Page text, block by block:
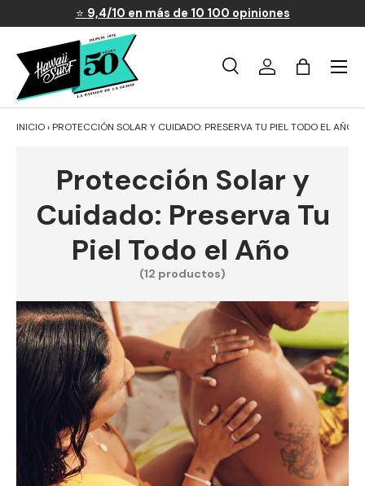
Ir al contenido
⭐ 9,4/10 en más de 10 100 opiniones
Buscar
BúsquedaIniciar sesión
Carrito
Menú
INICIO›PROTECCIÓN SOLAR Y CUIDADO: PRESERVA TU PIEL TODO EL AÑO
Protección Solar y
Cuidado: Preserva Tu
Piel Todo el Año
(12 productos)